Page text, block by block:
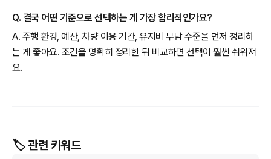
Q. 결국 어떤 기준으로 선택하는 게 가장 합리적인가요?
A. 주행 환경, 예산, 차량 이용 기간, 유지비 부담 수준을 먼저 정리하
는 게 좋아요. 조건을 명확히 정리한 뒤 비교하면 선택이 훨씬 쉬워져
요.
🏷️ 관련 키워드